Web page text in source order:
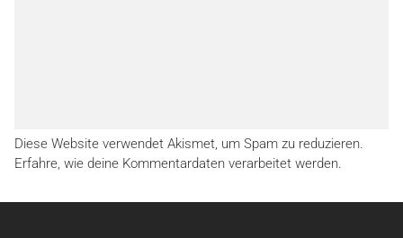
Diese Website verwendet Akismet, um Spam zu reduzieren.
Erfahre, wie deine Kommentardaten verarbeitet werden.